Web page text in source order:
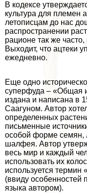
В кодексе
культура для племен
летописцам до нас
распространении
рационе так же часто,
Выходит, что ацтеки
ежедневно.
Еще одно
суперфуда – «Общая
издана и написана в
Саагуном. Автор
определенных
письменные
особой форме семян,
шалфея. Автор
весь мир и каждый
использовать их
используется термин
(ввиду особенностей
языка автором).